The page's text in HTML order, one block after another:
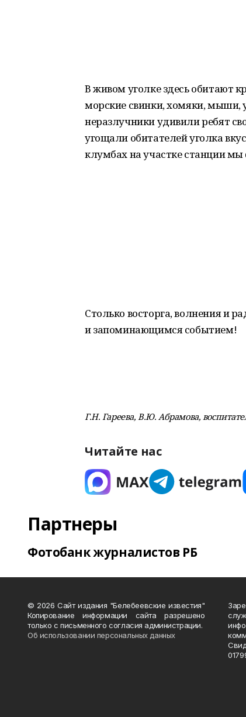
В живом уголке здесь обитают
морские свинки, хомяки, мыши,
неразлучники удивили ребят
угощали обитателей уголка
клумбах на участке станции
Столько восторга, волнения и
и запоминающимся событием!
Г.Н. Гареева, В.Ю. Абрамова,
Читайте нас
Партнеры
Фотобанк журналистов РБ
© 2026 Сайт издания "Белебеевские известия"
Копирование информации сайта разрешено
только с письменного согласия администрации.
Об использовании персональных данных